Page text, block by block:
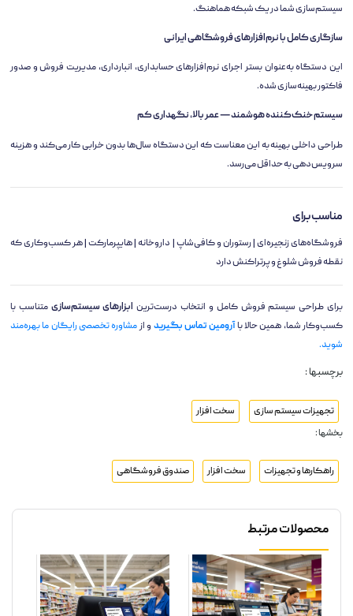
سیستم‌سازی شما در یک شبکه هماهنگ.
سازگاری کامل با نرم‌افزارهای فروشگاهی ایرانی
این دستگاه به‌عنوان بستر اجرای نرم‌افزارهای حسابداری، انبارداری، مدیریت فروش و صدور
فاکتور بهینه‌سازی شده.
سیستم خنک‌کننده هوشمند — عمر بالا، نگهداری کم
طراحی داخلی بهینه به این معناست که این دستگاه سال‌ها بدون خرابی کار می‌کند و هزینه
سرویس‌دهی به حداقل می‌رسد.
مناسب برای
فروشگاه‌های زنجیره‌ای | رستوران و کافی‌شاپ | داروخانه | هایپرمارکت | هر کسب‌وکاری که
نقطه فروش شلوغ و پرتراکنش دارد
برای طراحی سیستم فروش کامل و انتخاب درست‌ترین ابزارهای سیستم‌سازی متناسب با
کسب‌وکار شما، همین حالا باآرومین تماس بگیرید و از مشاوره تخصصی رایگان ما بهره‌مند
شوید.
برچسبها :
تجهیزات سیستم سازی
سخت افزار
بخشها :
راهکارها و تجهیزات سخت افزار صندوق فروشگاهی
محصولات مرتبط